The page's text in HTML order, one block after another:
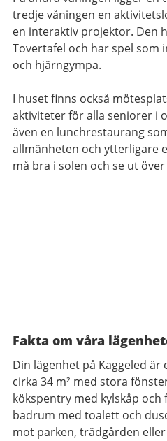
tredje våningen en
en interaktiv projektor. Den
Tovertafel och har spel
och hjärngympa.
I huset finns också
aktiviteter för alla seniorer i
även en lunchrestaurang
allmänheten och ytterligare
må bra i solen och se ut
Fakta om våra
Din lägenhet på Kaggeled är
cirka 34 m² med stora
kökspentry med kylskåp
badrum med toalett och
mot parken, trädgården